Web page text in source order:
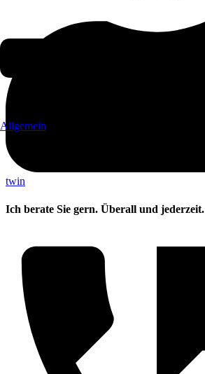
Allgemein
twin
Ich berate Sie gern. Überall und jederzeit.